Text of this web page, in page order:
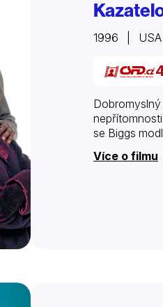
1996 |
se Biggs
Více o filmu